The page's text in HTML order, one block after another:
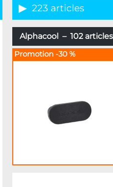
223 articles
Alphacool – 102 articles
Promotion -30 %